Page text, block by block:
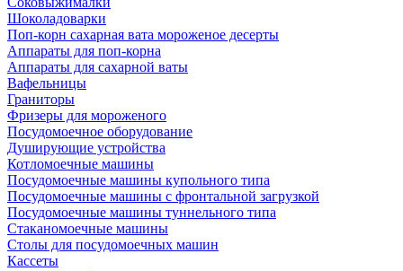
Шоколадоварки
Поп-корн сахарная вата мороженое десерты
Аппараты для поп-корна
Аппараты для сахарной ваты
Вафельницы
Граниторы
Фризеры для мороженого
Посудомоечное оборудование
Душирующие устройства
Котломоечные машины
Посудомоечные машины купольного типа
Посудомоечные машины с фронтальной загрузкой
Посудомоечные машины туннельного типа
Стаканомоечные машины
Столы для посудомоечных машин
Кассеты